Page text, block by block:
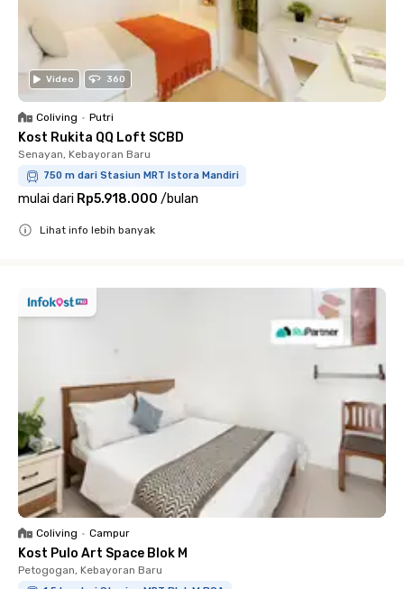
Video 360
Coliving • Putri
Kost Rukita QQ Loft SCBD
Senayan, Kebayoran Baru
750 m dari Stasiun MRT Istora Mandiri
mulai dari Rp5.918.000 /bulan
Lihat info lebih banyak
Coliving • Campur
Kost Pulo Art Space Blok M
Petogogan, Kebayoran Baru